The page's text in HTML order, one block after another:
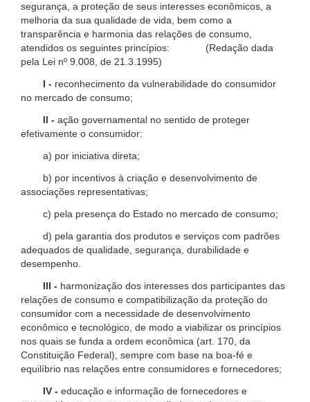
segurança, a proteção de seus interesses econômicos, a
melhoria da sua qualidade de vida, bem como a
transparência e harmonia das relações de consumo,
atendidos os seguintes princípios: (Redação dada
pela Lei nº 9.008, de 21.3.1995)
I - reconhecimento da vulnerabilidade do consumidor
no mercado de consumo;
II - ação governamental no sentido de proteger
efetivamente o consumidor:
a) por iniciativa direta;
b) por incentivos à criação e desenvolvimento de
associações representativas;
c) pela presença do Estado no mercado de consumo;
d) pela garantia dos produtos e serviços com padrões
adequados de qualidade, segurança, durabilidade e
desempenho.
III - harmonização dos interesses dos participantes das
relações de consumo e compatibilização da proteção do
consumidor com a necessidade de desenvolvimento
econômico e tecnológico, de modo a viabilizar os princípios
nos quais se funda a ordem econômica (art. 170, da
Constituição Federal), sempre com base na boa-fé e
equilíbrio nas relações entre consumidores e fornecedores;
IV - educação e informação de fornecedores e